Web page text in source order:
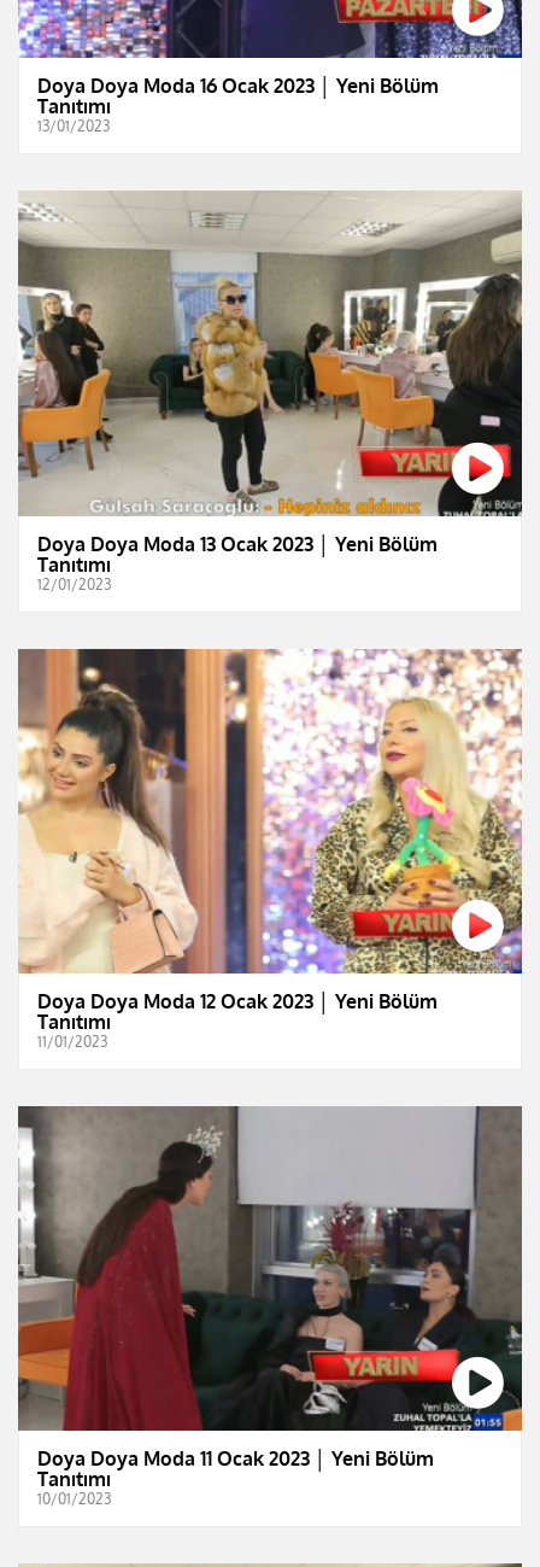
Doya Doya Moda 16 Ocak 2023 │ Yeni Bölüm
Tanıtımı
13/01/2023
Doya Doya Moda 13 Ocak 2023 │ Yeni Bölüm
Tanıtımı
12/01/2023
Doya Doya Moda 12 Ocak 2023 │ Yeni Bölüm
Tanıtımı
11/01/2023
Doya Doya Moda 11 Ocak 2023 │ Yeni Bölüm
Tanıtımı
10/01/2023